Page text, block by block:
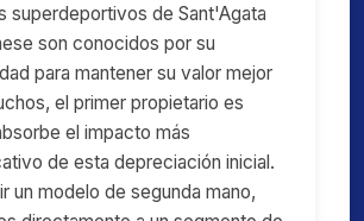
superdeportivos de Sant'Agata
son conocidos por su
para mantener su valor mejor
el primer propietario es
el impacto más
de esta depreciación inicial.
un modelo de segunda mano,